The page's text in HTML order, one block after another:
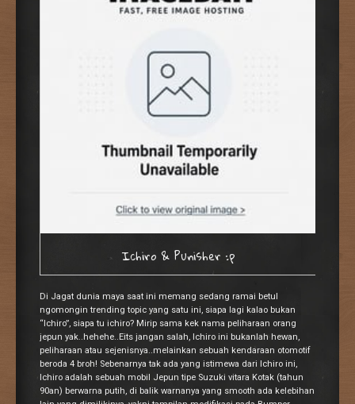
Ichiro & Punisher :p
Di Jagat dunia maya saat ini memang sedang ramai betul
ngomongin trending topic yang satu ini, siapa lagi kalao bukan
“Ichiro”, siapa tu ichiro? Mirip sama kek nama peliharaan orang
jepun yak..hehehe..Eits jangan salah, Ichiro ini bukanlah hewan,
peliharaan atau sejenisnya..melainkan sebuah kendaraan otomotif
beroda 4 broh! Sebenarnya tak ada yang istimewa dari Ichiro ini,
Ichiro adalah sebuah mobil Jepun tipe Suzuki vitara Kotak (tahun
90an) berwarna putih, di balik warnanya yang smooth ada kelebihan